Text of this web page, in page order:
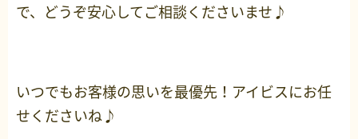
で、どうぞ安心してご相談くださいませ♪
いつでもお客様の思いを最優先！アイビスにお任
せくださいね♪